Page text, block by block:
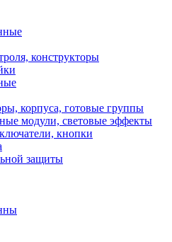
конструкторы
корпуса, готовые группы
модули, световые эффекты
кнопки
защиты